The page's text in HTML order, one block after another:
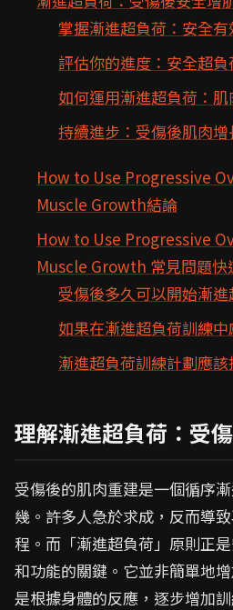
掌握漸進超負荷：安全
評估你的進度：安全超負
如何運用漸進超負荷：
持續進步：受傷後肌肉增
How to Use Progressive
Muscle Growth結論
How to Use Progressive
Muscle Growth 常見問題快
受傷後多久可以開始漸進
如果在漸進超負荷訓練
漸進超負荷訓練計劃應該
理解漸進超負荷：受
受傷後的肌肉重建是一個循序
幾。許多人急於求成，反而導
程。而「漸進超負荷」原則正
和功能的關鍵。它並非簡單地
是根據身體的反應，逐步增加